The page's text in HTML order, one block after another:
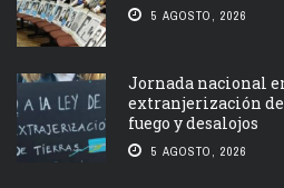
5 AGOSTO, 2026
Jornada nacional
extranjerización
fuego y desalojos
5 AGOSTO, 2026